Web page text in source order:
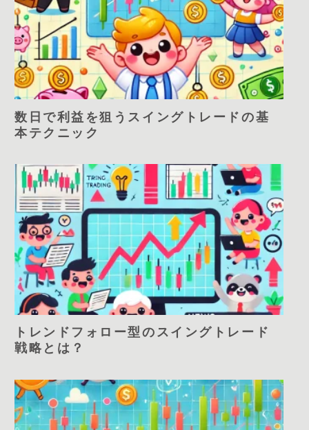
数日で利益を狙うスイングトレードの基
本テクニック
トレンドフォロー型のスイングトレード
戦略とは？